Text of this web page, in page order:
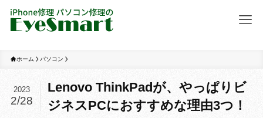
ホーム パソコン
Lenovo ThinkPadが、やっぱりビ
ジネスPCにおすすめな理由3つ！
2023
2/28